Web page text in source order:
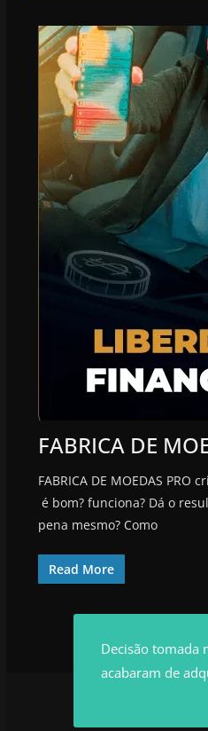
FABRICA DE
FABRICA DE MOEDAS PRO
é bom? funciona? Dá o
pena mesmo? Como
Read More
Decisão tomada
acabaram de